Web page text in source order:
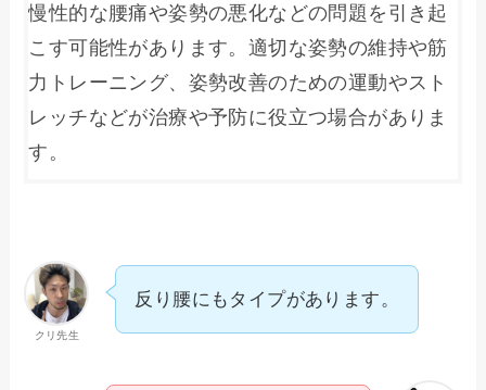
慢性的な腰痛や姿勢の悪化などの問題を引き起
こす可能性があります。適切な姿勢の維持や筋
力トレーニング、姿勢改善のための運動やスト
レッチなどが治療や予防に役立つ場合がありま
す。
クリ先生
反り腰にもタイプがあります。